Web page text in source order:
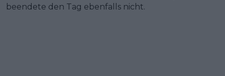
beendete den Tag ebenfalls nicht.